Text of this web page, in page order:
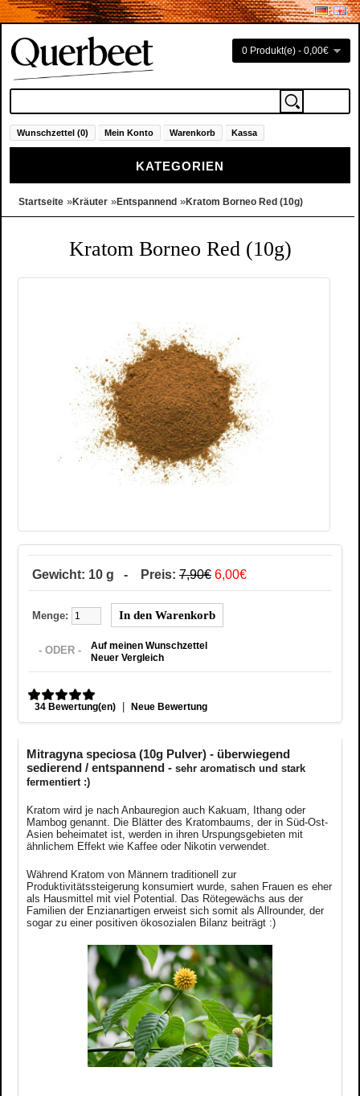
0 Produkt(e) - 0,00€
Wunschzettel (0) Mein Konto Warenkorb Kassa
KATEGORIEN
Startseite »Kräuter »Entspannend »Kratom Borneo Red (10g)
Kratom Borneo Red (10g)
Gewicht: 10 g - Preis: 7,90€ 6,00€
Menge:
- ODER -
Auf meinen Wunschzettel
Neuer Vergleich
34 Bewertung(en) | Neue Bewertung
Mitragyna speciosa (10g Pulver) - überwiegend
sedierend / entspannend - sehr aromatisch und stark
fermentiert :)
Kratom wird je nach Anbauregion auch Kakuam, Ithang oder
Mambog genannt. Die Blätter des Kratombaums, der in Süd-Ost-
Asien beheimatet ist, werden in ihren Urspungsgebieten mit
ähnlichem Effekt wie Kaffee oder Nikotin verwendet.
Während Kratom von Männern traditionell zur
Produktivitätssteigerung konsumiert wurde, sahen Frauen es eher
als Hausmittel mit viel Potential. Das Rötegewächs aus der
Familien der Enzianartigen erweist sich somit als Allrounder, der
sogar zu einer positiven ökosozialen Bilanz beiträgt :)